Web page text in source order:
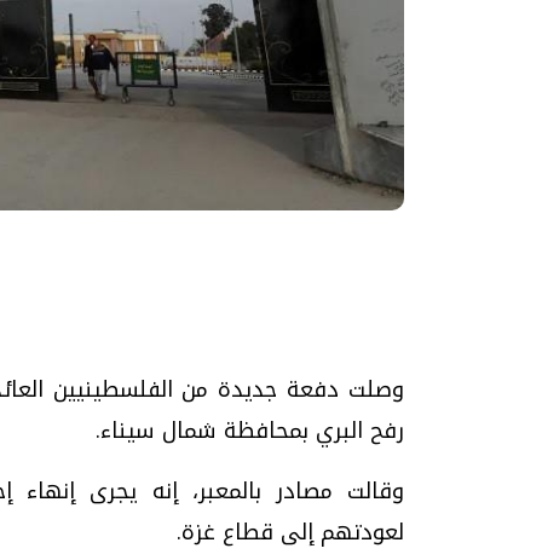
وصلت دفعة جديدة من الفلسطينيين
رفح البري بمحافظة شمال سيناء.
لعودتهم إلى قطاع غزة.
تحقيقات وحوارات